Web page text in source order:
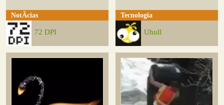
NotÃ­cias
72 DPI
Tecnologia
Uhull